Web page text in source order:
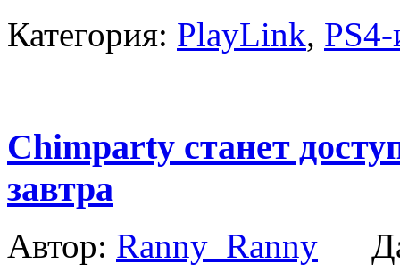
Категория: PlayLink,
Chimparty станет
завтра
Автор: Ranny_Ranny